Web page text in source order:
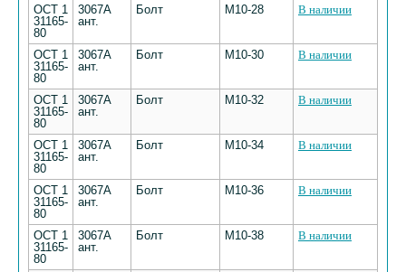
ОСТ 1
31165-
80
3067А
ант.
Болт М10-28 В наличии
ОСТ 1
31165-
80
3067А
ант.
Болт М10-30 В наличии
ОСТ 1
31165-
80
3067А
ант.
Болт М10-32 В наличии
ОСТ 1
31165-
80
3067А
ант.
Болт М10-34 В наличии
ОСТ 1
31165-
80
3067А
ант.
Болт М10-36 В наличии
ОСТ 1
31165-
80
3067А
ант.
Болт М10-38 В наличии